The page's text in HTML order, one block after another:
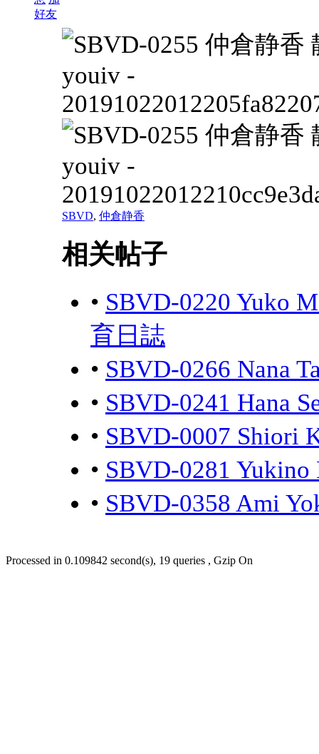
好友
SBVD, 仲倉静香
相关帖子
• SBVD-0220 Yuko
育日誌
• SBVD-0266 Nana
• SBVD-0241 Hana
• SBVD-0007 Shiori
• SBVD-0281
• SBVD-0358 Ami
Processed in 0.109842 second(s), 19 queries , Gzip On